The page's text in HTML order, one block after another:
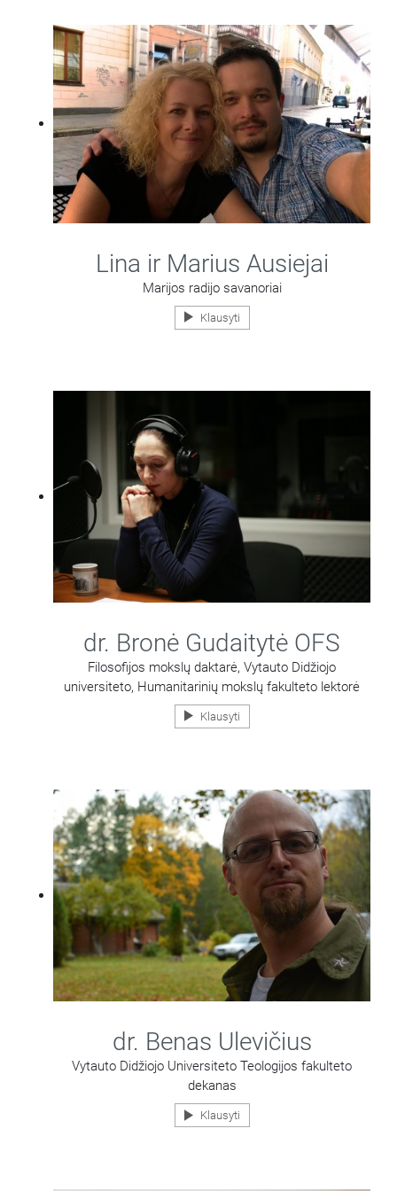
Lina ir Marius Ausiejai
Marijos radijo savanoriai
Klausyti
dr. Bronė Gudaitytė OFS
Filosofijos mokslų daktarė, Vytauto Didžiojo
universiteto, Humanitarinių mokslų fakulteto lektorė
Klausyti
dr. Benas Ulevičius
Vytauto Didžiojo Universiteto Teologijos fakulteto
dekanas
Klausyti